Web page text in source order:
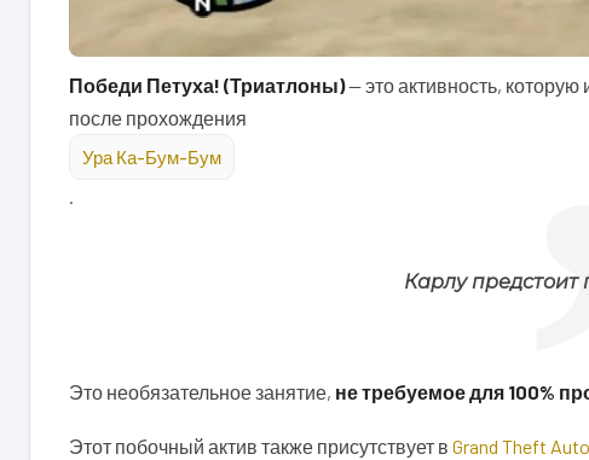
Победи Петуха! (Триатлоны)— это активность, которую
после прохождения
Ура Ка-Бум-Бум
.
Карлу предстоит
Это необязательное занятие, не требуемое для 100%
Этот побочный актив также присутствует в Grand Theft